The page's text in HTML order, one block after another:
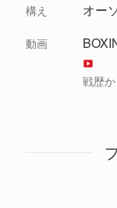
構え オー
動画
戦歴